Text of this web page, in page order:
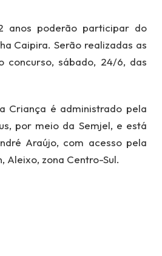
anos poderão participar do
Caipira. Serão realizadas as
concurso, sábado, 24/6, das
Criança é administrado pela
por meio da Semjel, e está
Araújo, com acesso pela
Aleixo, zona Centro-Sul.